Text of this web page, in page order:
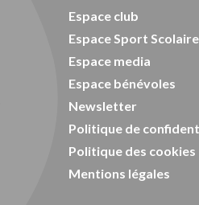
Espace club
Espace Sport Scolaire
Espace media
Espace bénévoles
Newsletter
Politique de
Politique des cookies
Mentions légales